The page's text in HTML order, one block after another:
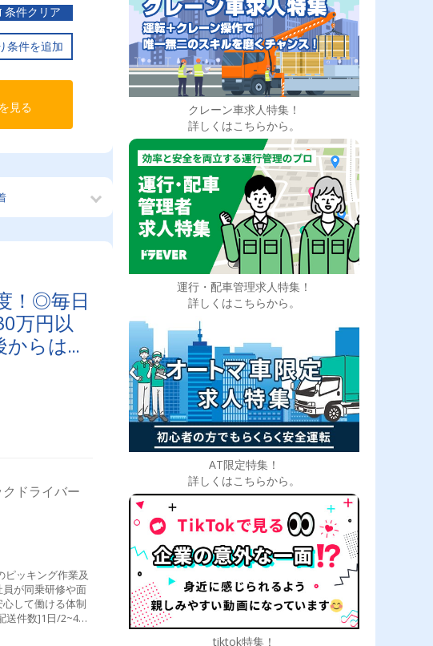
条件クリア
条件を追加
見る
！◎毎日
万円以
らは自
ドライバー
ピッキング作業及
が同乗研修や面
して働ける体制
送件数]1日/2~4件
]3:00 出勤 ↓
クレーン車求人特集！
詳しくはこちらから。
運行・配車管理求人特集！
詳しくはこちらから。
AT限定特集！
詳しくはこちらから。
tiktok特集！